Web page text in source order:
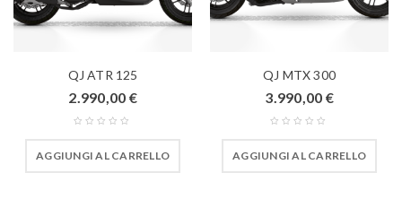
QJ ATR 125
2.990,00 €
AGGIUNGI AL CARRELLO
QJ MTX 300
3.990,00 €
AGGIUNGI AL CARRELLO